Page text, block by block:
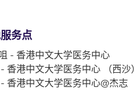
务点
- 香港中文大学医务中心
香港中文大学医务中心 （西沙）
香港中文大学医务中心@杰志